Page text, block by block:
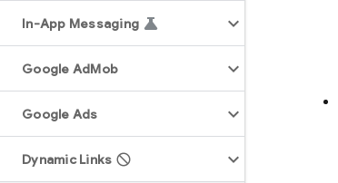
In-App Messaging
Google AdMob
Google Ads
Dynamic Links